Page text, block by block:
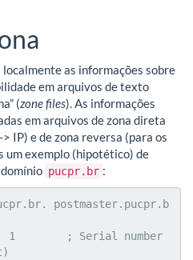
localmente as informações sobre
em arquivos de texto
(zone files). As informações
em arquivos de zona direta
IP) e de zona reversa (para os
um exemplo (hipotético) de
pucpr.br :
postmaster.pucpr.b